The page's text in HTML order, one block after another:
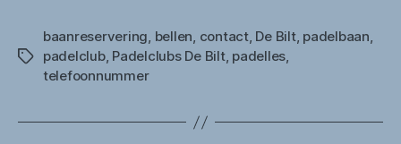
Tags
baanreservering, bellen, contact, De Bilt, padelbaan,
padelclub, Padelclubs De Bilt, padelles,
telefoonnummer